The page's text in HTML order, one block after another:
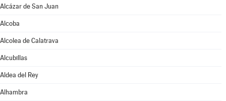
Alcázar de San Juan
Alcoba
Alcolea de Calatrava
Alcubillas
Aldea del Rey
Alhambra